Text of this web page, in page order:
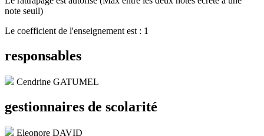
note seuil)
Le coefficient de l'enseignement est : 1
responsables
Cendrine GATUMEL
gestionnaires de scolarité
Eleonore DAVID